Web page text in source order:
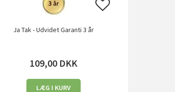
Ja Tak - Udvidet Garanti 3 år
109,00 DKK
LÆG I KURV